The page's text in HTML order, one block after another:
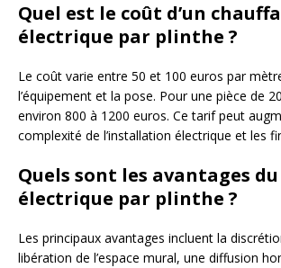
Quel est le coût d’un
électrique par plinthe ?
Le coût varie entre 50 et 100 euros par
l’équipement et la pose. Pour une pièce de
environ 800 à 1200 euros. Ce tarif peut
complexité de l’installation électrique et les
Quels sont les avantages
électrique par plinthe ?
Les principaux avantages incluent la
libération de l’espace mural, une diffusion